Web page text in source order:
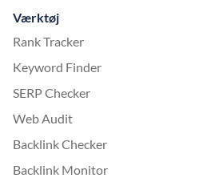
Værktøj
Rank Tracker
Keyword Finder
SERP Checker
Web Audit
Backlink Checker
Backlink Monitor